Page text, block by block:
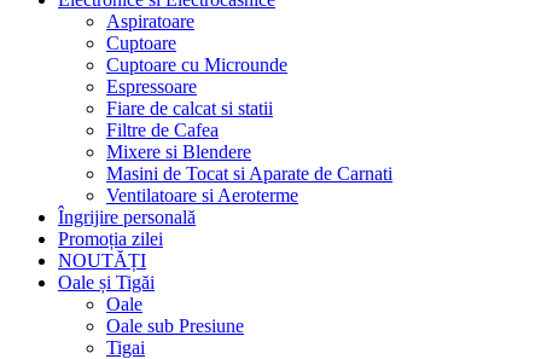
Aspiratoare
Cuptoare
Cuptoare cu Microunde
Espressoare
Fiare de calcat si statii
Filtre de Cafea
Mixere si Blendere
Masini de Tocat si Aparate de Carnati
Ventilatoare si Aeroterme
Îngrijire personală
Promoția zilei
NOUTĂȚI
Oale și Tigăi
Oale
Oale sub Presiune
Tigai